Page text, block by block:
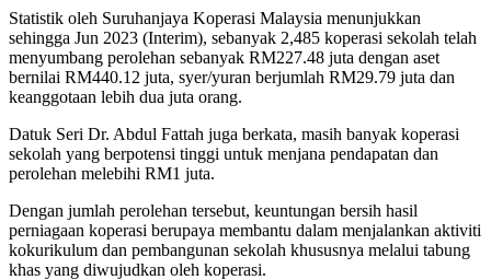
Statistik oleh Suruhanjaya Koperasi Malaysia menunjukkan
sehingga Jun 2023 (Interim), sebanyak 2,485 koperasi sekolah telah
menyumbang perolehan sebanyak RM227.48 juta dengan aset
bernilai RM440.12 juta, syer/yuran berjumlah RM29.79 juta dan
keanggotaan lebih dua juta orang.
Datuk Seri Dr. Abdul Fattah juga berkata, masih banyak koperasi
sekolah yang berpotensi tinggi untuk menjana pendapatan dan
perolehan melebihi RM1 juta.
Dengan jumlah perolehan tersebut, keuntungan bersih hasil
perniagaan koperasi berupaya membantu dalam menjalankan aktiviti
kokurikulum dan pembangunan sekolah khususnya melalui tabung
khas yang diwujudkan oleh koperasi.